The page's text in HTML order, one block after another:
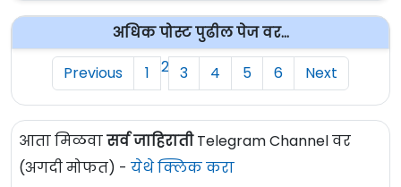
अधिक पोस्ट पुढील पेज वर...
Previous
1 2 3 4 5 6 Next
आता मिळवा सर्व जाहिराती Telegram Channel वर
(अगदी मोफत) - येथे क्लिक करा